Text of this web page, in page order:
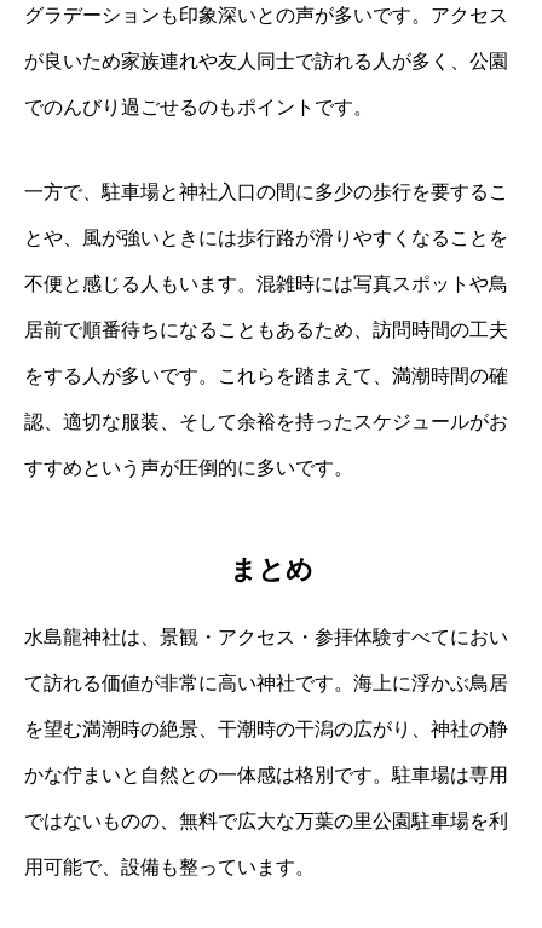
グラデーションも印象深いとの声が多いです。アクセス
が良いため家族連れや友人同士で訪れる人が多く、公園
でのんびり過ごせるのもポイントです。
一方で、駐車場と神社入口の間に多少の歩行を要するこ
とや、風が強いときには歩行路が滑りやすくなることを
不便と感じる人もいます。混雑時には写真スポットや鳥
居前で順番待ちになることもあるため、訪問時間の工夫
をする人が多いです。これらを踏まえて、満潮時間の確
認、適切な服装、そして余裕を持ったスケジュールがお
すすめという声が圧倒的に多いです。
まとめ
水島龍神社は、景観・アクセス・参拝体験すべてにおい
て訪れる価値が非常に高い神社です。海上に浮かぶ鳥居
を望む満潮時の絶景、干潮時の干潟の広がり、神社の静
かな佇まいと自然との一体感は格別です。駐車場は専用
ではないものの、無料で広大な万葉の里公園駐車場を利
用可能で、設備も整っています。